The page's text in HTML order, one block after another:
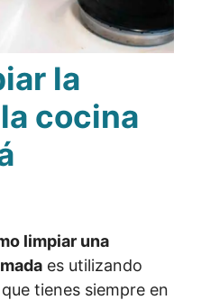
la
cocina
limpiar una
es utilizando
tienes siempre en